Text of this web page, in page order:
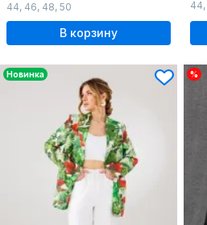
44, 46, 48, 50
В корзину
44,
Новинка %